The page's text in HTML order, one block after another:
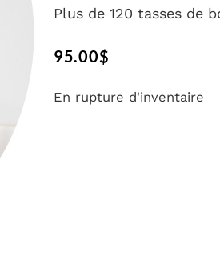
Plus de 120 tasses de
95.00$
En rupture d'inventaire